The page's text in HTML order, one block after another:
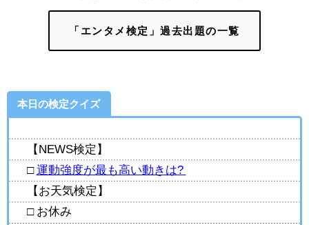
「エンタメ検定」過去出題の一覧
本日の検定クイズ
【NEWS検定】
□運動強度が最も高い動きは?
【お天気検定】
□ お休み